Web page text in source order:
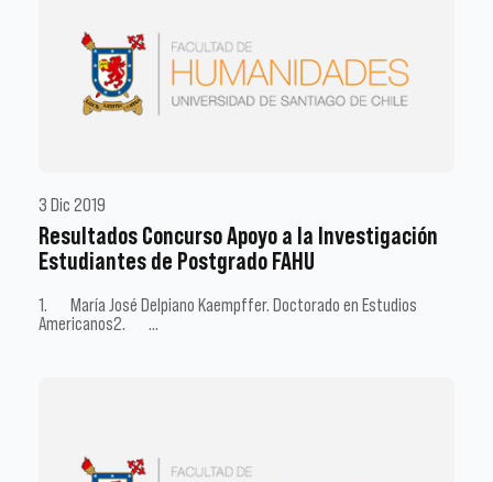
3 Dic 2019
Resultados Concurso Apoyo a la Investigación
Estudiantes de Postgrado FAHU
1. María José Delpiano Kaempffer. Doctorado en Estudios
Americanos2. …